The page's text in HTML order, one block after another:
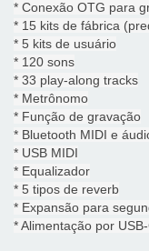
* Conexão OTG para
* 15 kits de fábrica
* 5 kits de usuário
* 120 sons
* 33 play-along tracks
* Metrônomo
* Função de gravação
* Bluetooth MIDI e
* USB MIDI
* Equalizador
* 5 tipos de reverb
* Expansão para
* Alimentação por